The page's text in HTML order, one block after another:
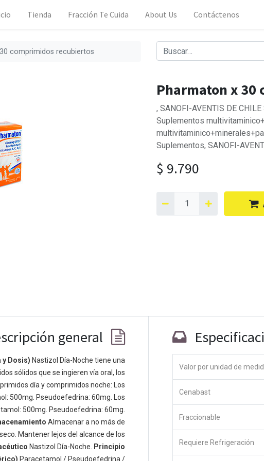
Tienda Fracción Te Cuida About Us Contáctenos
comprimidos recubiertos
Pharmaton x
, SANOFI-AVENTIS DE
Suplementos
Suplementos, SANOFI-
$ 9.790
general
y Dosis) Nastizol Día-Noche tiene una
sólidos que se ingieren vía oral, los
día y comprimidos noche: Los
500mg. Pseudoefedrina: 60mg. Los
500mg. Pseudoefedrina: 60mg.
Almacenar a no más de
Mantener lejos del alcance de los
Nastizol Día-Noche.
Principio
Paracetamol / Pseudoefedrina /
Valor por unidad de
Cenabast
Fraccionable
Requiere Refrigeración
de personas apasionadas cuyo objetivo es
de todos a través de productos disruptivos.
grandes productos para resolver sus problemas
Nuestros productos están diseñados para
medianas empresas dispuestas a optimizar su